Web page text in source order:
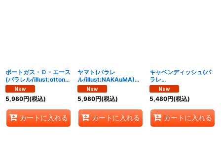
ポートガス・Ｄ・エース
(パラレル/illust:otton)
【L/P】{OP16-001}
5,980円(税込)
カートに入れる
ヤマト(パラレ
ル/illust:NAKAuMA)
【L/P】{OP16-079}
5,980円(税込)
カートに入れる
キャベンディッシュ(パ
ラレ
ル/SP/illust:Sunohara)
【SP】{OP10-
045[OP16]}
5,480円(税込)
カートに入れる